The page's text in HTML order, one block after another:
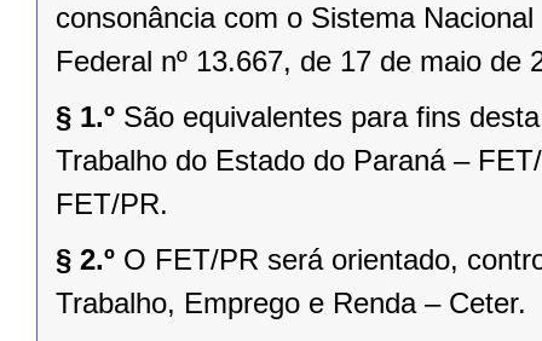
consonância com o Sistema
Federal nº 13.667, de 17 de maio de
§ 1.º São equivalentes para fins
Trabalho do Estado do Paraná –
FET/PR.
§ 2.º O FET/PR será orientado,
Trabalho, Emprego e Renda – Ceter.